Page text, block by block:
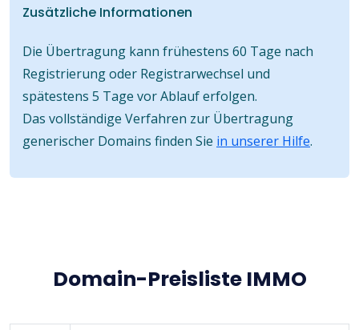
Zusätzliche Informationen
Die Übertragung kann frühestens 60 Tage nach
Registrierung oder Registrarwechsel und
spätestens 5 Tage vor Ablauf erfolgen.
Das vollständige Verfahren zur Übertragung
generischer Domains finden Sie in unserer Hilfe.
Domain-Preisliste IMMO